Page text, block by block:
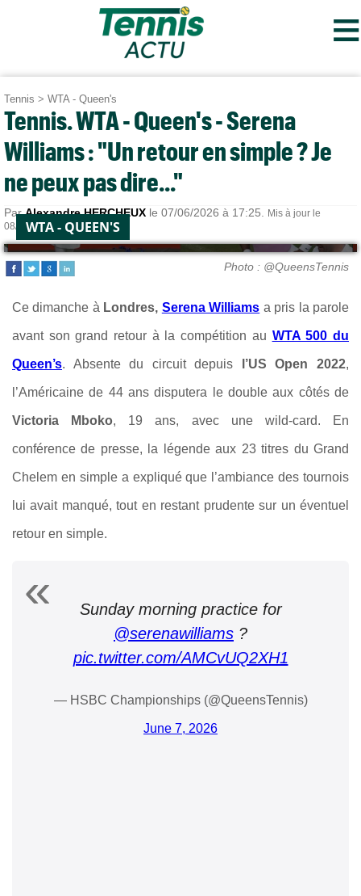
≡
Tennis > WTA - Queen's
Tennis. WTA - Queen's - Serena
Williams : "Un retour en simple ? Je
ne peux pas dire..."
ParAlexandre HERCHEUX le 07/06/2026 à 17:25.
Mis à jour le
08/06/2026 à 18:29.
WTA - QUEEN'S
Photo : @QueensTennis
Ce dimanche à Londres, Serena Williams a pris la parole
avant son grand retour à la compétition au WTA 500 du
Queen’s. Absente du circuit depuis l’US Open 2022,
l’Américaine de 44 ans disputera le double aux côtés de
Victoria Mboko, 19 ans, avec une wild-card. En
conférence de presse, la légende aux 23 titres du Grand
Chelem en simple a expliqué que l’ambiance des tournois
lui avait manqué, tout en restant prudente sur un éventuel
retour en simple.
Sunday morning practice for
@serenawilliams ?
pic.twitter.com/AMCvUQ2XH1
— HSBC Championships (@QueensTennis)
June 7, 2026